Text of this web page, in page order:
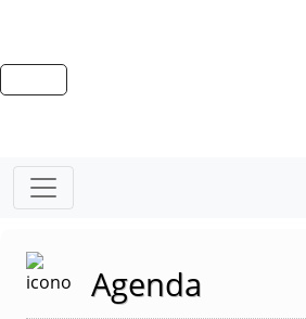
Agenda